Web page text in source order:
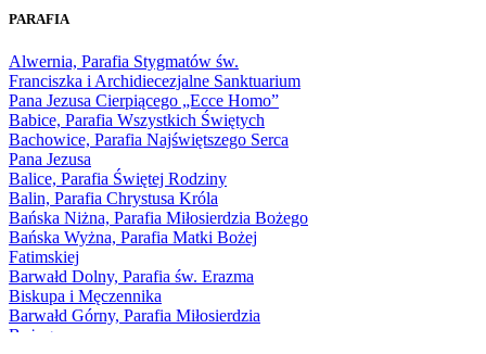
1966
1968
1969
1970
1971
1972
1973
1974
1975
1976
1977
1978
1979
1980
1981
PARAFIA
Alwernia, Parafia Stygmatów św.
Franciszka i Archidiecezjalne Sanktuarium
Pana Jezusa Cierpiącego „Ecce Homo”
Babice, Parafia Wszystkich Świętych
Bachowice, Parafia Najświętszego Serca
Pana Jezusa
Balice, Parafia Świętej Rodziny
Balin, Parafia Chrystusa Króla
Bańska Niżna, Parafia Miłosierdzia Bożego
Bańska Wyżna, Parafia Matki Bożej
Fatimskiej
Barwałd Dolny, Parafia św. Erazma
Biskupa i Męczennika
Barwałd Górny, Parafia Miłosierdzia
Bożego